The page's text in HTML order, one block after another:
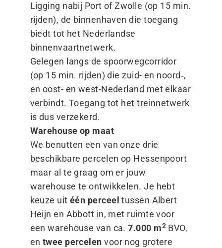
Ligging nabij Port of Zwolle (op 15 min.
rijden), de binnenhaven die toegang
biedt tot het Nederlandse
binnenvaartnetwerk.
Gelegen langs de spoorwegcorridor
(op 15 min. rijden) die zuid- en noord‑,
en oost- en west-Nederland met elkaar
verbindt. Toegang tot het treinnetwerk
is dus verzekerd.
Warehouse op maat
We benutten een van onze drie
beschikbare percelen op Hessenpoort
maar al te graag om er jouw
warehouse te ontwikkelen. Je hebt
keuze uit één perceel tussen Albert
Heijn en Abbott in, met ruimte voor
een warehouse van ca. 7.000 m2 BVO,
en twee percelen voor nog grotere